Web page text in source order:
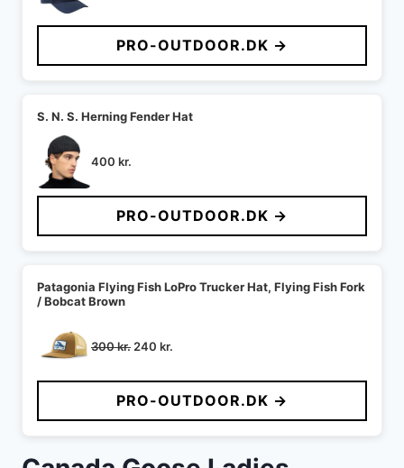
PRO-OUTDOOR.DK →
S. N. S. Herning Fender Hat
400 kr.
PRO-OUTDOOR.DK →
Patagonia Flying Fish LoPro Trucker Hat, Flying Fish Fork
/ Bobcat Brown
300kr. Den
pris
var:
300 kr..
240 kr.
pris
er:
240 kr..
PRO-OUTDOOR.DK →